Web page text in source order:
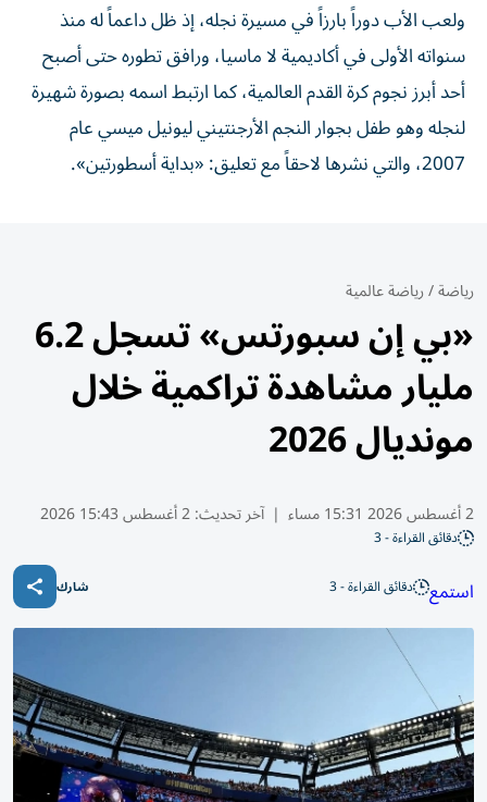
ولعب الأب دوراً بارزاً في مسيرة نجله، إذ ظل داعماً له منذ
سنواته الأولى في أكاديمية لا ماسيا، ورافق تطوره حتى أصبح
أحد أبرز نجوم كرة القدم العالمية، كما ارتبط اسمه بصورة شهيرة
لنجله وهو طفل بجوار النجم الأرجنتيني ليونيل ميسي عام
2007، والتي نشرها لاحقاً مع تعليق: «بداية أسطورتين».
رياضة/رياضة عالمية
«بي إن سبورتس» تسجل 6.2
مليار مشاهدة تراكمية خلال
مونديال 2026
2 أغسطس 2026 15:31 مساء | آخر تحديث:2 أغسطس 15:43 2026
دقائق القراءة - 3
استمع دقائق القراءة - 3 شارك